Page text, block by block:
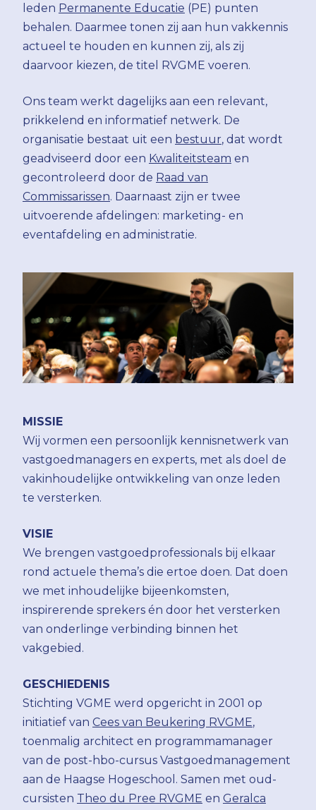
leden Permanente Educatie (PE) punten
behalen. Daarmee tonen zij aan hun vakkennis
actueel te houden en kunnen zij, als zij
daarvoor kiezen, de titel RVGME voeren.
Ons team werkt dagelijks aan een relevant,
prikkelend en informatief netwerk. De
organisatie bestaat uit een bestuur, dat wordt
geadviseerd door een Kwaliteitsteam en
gecontroleerd door de Raad van
Commissarissen. Daarnaast zijn er twee
uitvoerende afdelingen: marketing- en
eventafdeling en administratie.
MISSIE
Wij vormen een persoonlijk kennisnetwerk van
vastgoedmanagers en experts, met als doel de
vakinhoudelijke ontwikkeling van onze leden
te versterken.
VISIE
We brengen vastgoedprofessionals bij elkaar
rond actuele thema’s die ertoe doen. Dat doen
we met inhoudelijke bijeenkomsten,
inspirerende sprekers én door het versterken
van onderlinge verbinding binnen het
vakgebied.
GESCHIEDENIS
Stichting VGME werd opgericht in 2001 op
initiatief van Cees van Beukering RVGME,
toenmalig architect en programmamanager
van de post-hbo-cursus Vastgoedmanagement
aan de Haagse Hogeschool. Samen met oud-
cursisten Theo du Pree RVGME en Geralca